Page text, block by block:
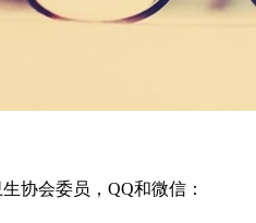
协会委员，QQ和微信：